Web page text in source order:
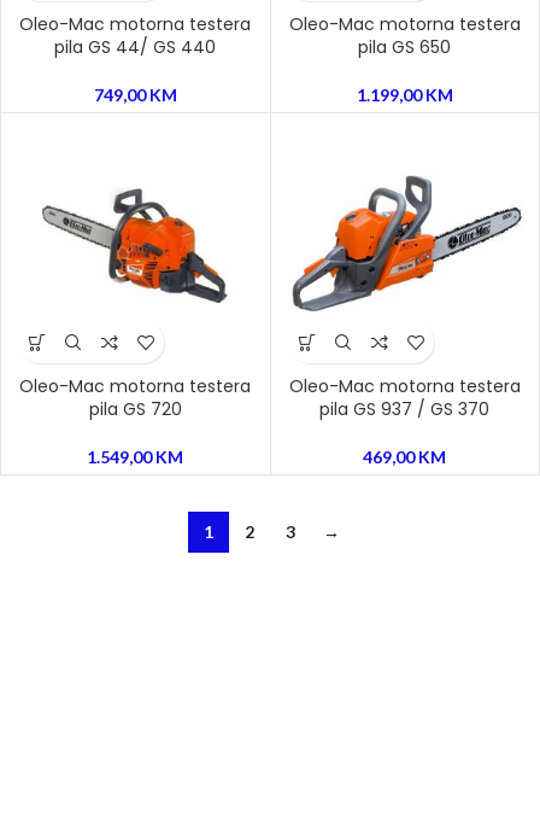
Oleo-Mac motorna testera
pila GS 44/ GS 440
749,00KM
Oleo-Mac motorna testera
pila GS 650
1.199,00KM
Oleo-Mac motorna testera
pila GS 720
1.549,00KM
Oleo-Mac motorna testera
pila GS 937 / GS 370
469,00KM
1 2 3 →